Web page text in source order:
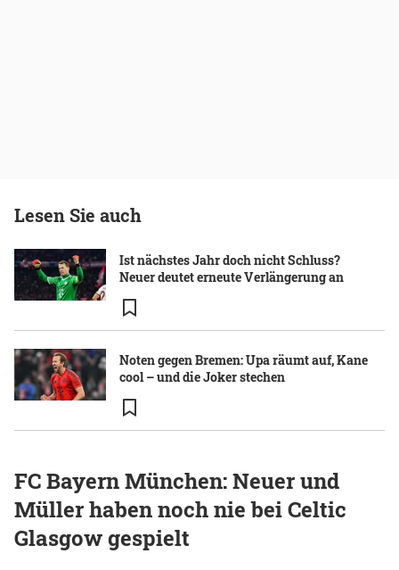
Lesen Sie auch
Ist nächstes Jahr doch nicht Schluss?
Neuer deutet erneute Verlängerung an
Noten gegen Bremen: Upa räumt auf, Kane
cool – und die Joker stechen
FC Bayern München: Neuer und
Müller haben noch nie bei Celtic
Glasgow gespielt